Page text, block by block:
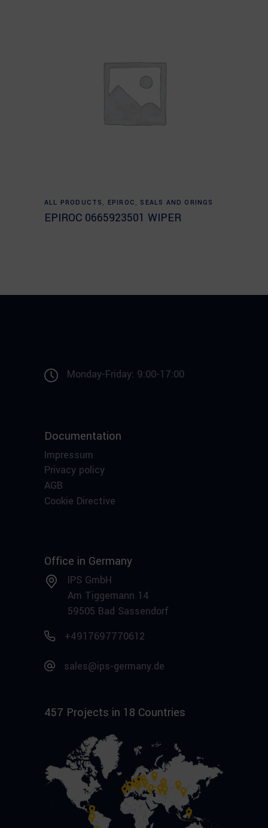
Read more
ALL PRODUCTS , EPIROC , SEALS AND ORINGS
EPIROC 0665923501 WIPER
Monday-Friday: 9:00-17:00
Documentation
Impressum
Privacy policy
AGB
Cookie Directive
Office in Germany
IPS GmbH
Am Tiggemann 14
59505 Bad Sassendorf
+4917697770612
sales@ips-germany.de
457 Projects in 18 Countries